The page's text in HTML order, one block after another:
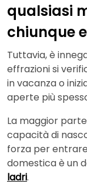
qualsiasi
chiunque
Tuttavia, è
effrazioni si
in vacanza o
aperte più
La maggior
capacità di
forza per
domestica è un
ladri.